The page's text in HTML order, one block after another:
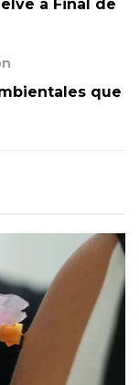
a Final de
que